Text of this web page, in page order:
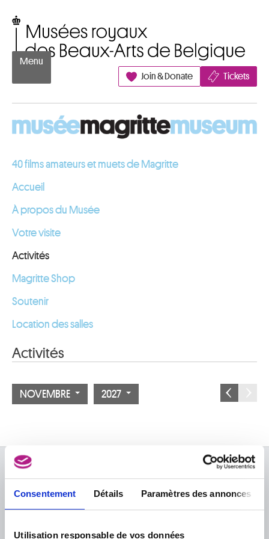
Consentement Détails Paramètres des annonces
Utilisation responsable de vos données
Menu
Join & Donate
Tickets
40 films amateurs et muets de Magritte
Accueil
À propos du Musée
Votre visite
Activités
Magritte Shop
Soutenir
Location des salles
Activités
NOVEMBRE 2027
Publications